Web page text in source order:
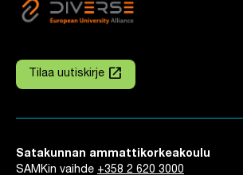
Tilaa uutiskirje
Linkki avautuu uuteen välilehteen
launch
Satakunnan ammattikorkeakoulu
SAMKin vaihde +358 2 620 3000